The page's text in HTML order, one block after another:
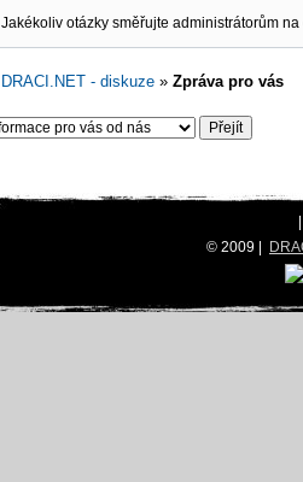
Jakékoliv otázky směřujte administrátorům na
DRACI.NET - diskuze »Zpráva pro vás
|
© 2009 |